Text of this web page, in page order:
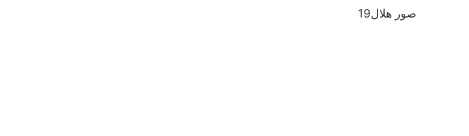
صور هلال19